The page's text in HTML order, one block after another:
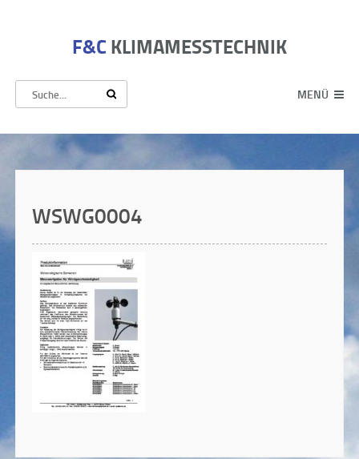
F&C KLIMAMESSTECHNIK
MENÜ
WSWG0004